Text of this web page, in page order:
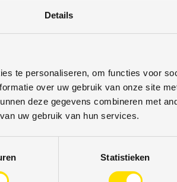
Details
te personaliseren, om functies voor
over uw gebruik van onze site
deze gegevens combineren met
uw gebruik van hun services.
Statistieken
15% korting